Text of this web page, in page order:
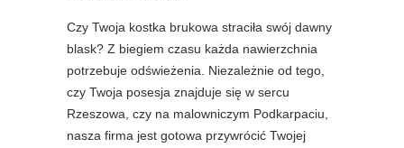
Czy Twoja kostka brukowa straciła swój dawny
blask? Z biegiem czasu każda nawierzchnia
potrzebuje odświeżenia. Niezależnie od tego,
czy Twoja posesja znajduje się w sercu
Rzeszowa, czy na malowniczym Podkarpaciu,
nasza firma jest gotowa przywrócić Twojej